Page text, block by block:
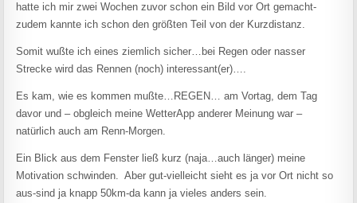
hatte ich mir zwei Wochen zuvor schon ein Bild vor Ort gemacht-
zudem kannte ich schon den größten Teil von der Kurzdistanz.
Somit wußte ich eines ziemlich sicher…bei Regen oder nasser
Strecke wird das Rennen (noch) interessant(er)….
Es kam, wie es kommen mußte…REGEN… am Vortag, dem Tag
davor und – obgleich meine WetterApp anderer Meinung war –
natürlich auch am Renn-Morgen.
Ein Blick aus dem Fenster ließ kurz (naja…auch länger) meine
Motivation schwinden. Aber gut-vielleicht sieht es ja vor Ort nicht so
aus-sind ja knapp 50km-da kann ja vieles anders sein.